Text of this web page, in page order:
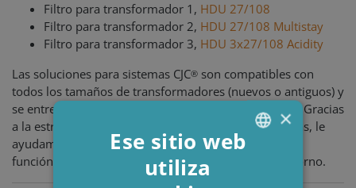
Filtro para transformador 1, HDU 27/108
Filtro para transformador 2, HDU 27/108 Multistay
Filtro para transformador 3, HDU 3x27/108 Acidity
Las soluciones para sistemas CJC® son compatibles con
todos los tamaños de transformadores (nuevos o antiguos) y
se entregan en todo el mundo, allí donde las precise. Gracias
a la estrecha colaboración con organizaciones técnicas, le
ayudamos a seleccionar la solución más adecuada en
función del tipo de sistema y las condiciones del entorno.
×
Ese sitio web
utiliza